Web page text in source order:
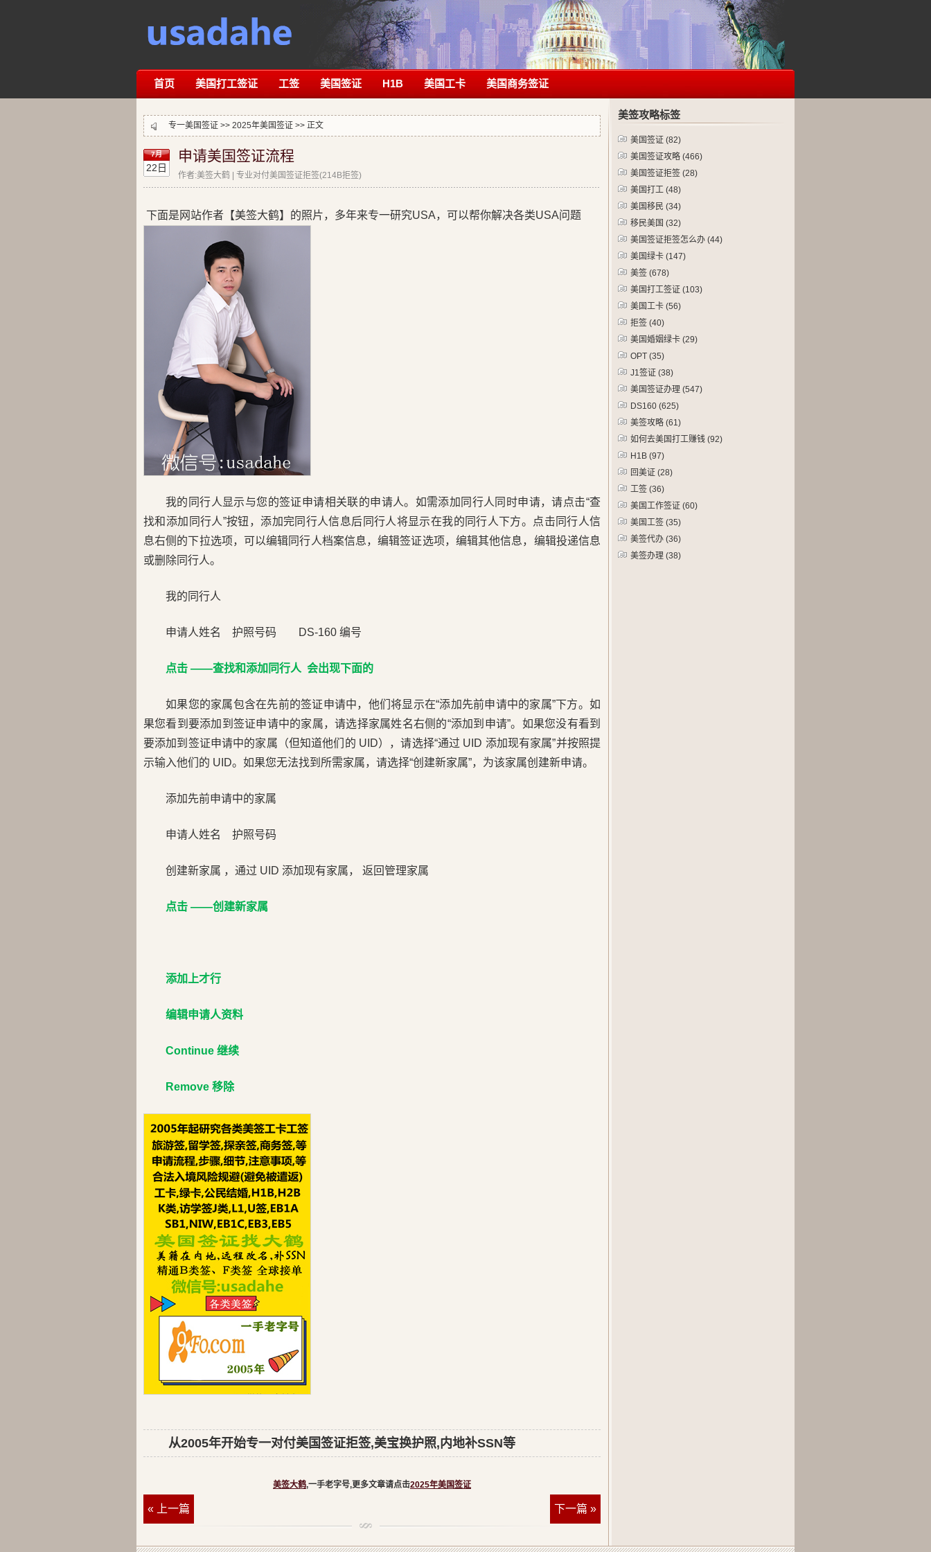
首页 美国打工签证 工签 美国签证 H1B 美国工卡 美国商务签证
专一美国签证 >> 2025年美国签证 >> 正文
7月
22日
申请美国签证流程
作者:美签大鹤 | 专业对付美国签证拒签(214B拒签)
下面是网站作者【美签大鹤】的照片，多年来专一研究USA，可以帮你解决各类USA问题
我的同行人显示与您的签证申请相关联的申请人。如需添加同行人同时申请，请点击“查
找和添加同行人”按钮，添加完同行人信息后同行人将显示在我的同行人下方。点击同行人信
息右侧的下拉选项，可以编辑同行人档案信息，编辑签证选项，编辑其他信息，编辑投递信息
或删除同行人。
我的同行人
申请人姓名 护照号码 DS-160 编号
点击 ——查找和添加同行人 会出现下面的
如果您的家属包含在先前的签证申请中，他们将显示在“添加先前申请中的家属”下方。如
果您看到要添加到签证申请中的家属，请选择家属姓名右侧的“添加到申请”。如果您没有看到
要添加到签证申请中的家属（但知道他们的 UID），请选择“通过 UID 添加现有家属”并按照提
示输入他们的 UID。如果您无法找到所需家属，请选择“创建新家属”，为该家属创建新申请。
添加先前申请中的家属
申请人姓名 护照号码
创建新家属 ，通过 UID 添加现有家属， 返回管理家属
点击 ——创建新家属
添加上才行
编辑申请人资料
Continue 继续
Remove 移除
从2005年开始专一对付美国签证拒签,美宝换护照,内地补SSN等
美签大鹤,一手老字号,更多文章请点击2025年美国签证
« 上一篇 下一篇 »
美签攻略标签
美国签证 (82)
美国签证攻略 (466)
美国签证拒签 (28)
美国打工 (48)
美国移民 (34)
移民美国 (32)
美国签证拒签怎么办 (44)
美国绿卡 (147)
美签 (678)
美国打工签证 (103)
美国工卡 (56)
拒签 (40)
美国婚姻绿卡 (29)
OPT (35)
J1签证 (38)
美国签证办理 (547)
DS160 (625)
美签攻略 (61)
如何去美国打工赚钱 (92)
H1B (97)
回美证 (28)
工签 (36)
美国工作签证 (60)
美国工签 (35)
美签代办 (36)
美签办理 (38)